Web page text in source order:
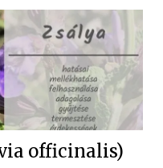
officinalis)